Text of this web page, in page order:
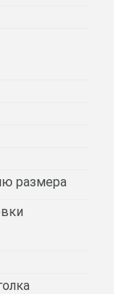
размера